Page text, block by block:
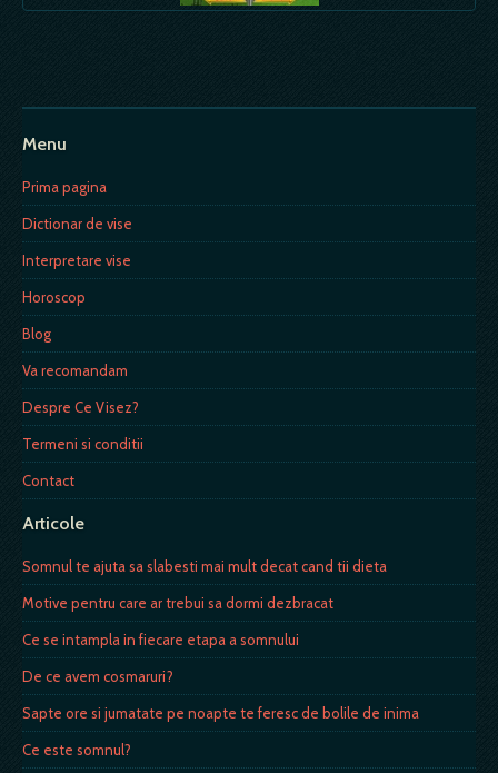
Menu
Prima pagina
Dictionar de vise
Interpretare vise
Horoscop
Blog
Va recomandam
Despre Ce Visez?
Termeni si conditii
Contact
Articole
Somnul te ajuta sa slabesti mai mult decat cand tii dieta
Motive pentru care ar trebui sa dormi dezbracat
Ce se intampla in fiecare etapa a somnului
De ce avem cosmaruri?
Sapte ore si jumatate pe noapte te feresc de bolile de inima
Ce este somnul?